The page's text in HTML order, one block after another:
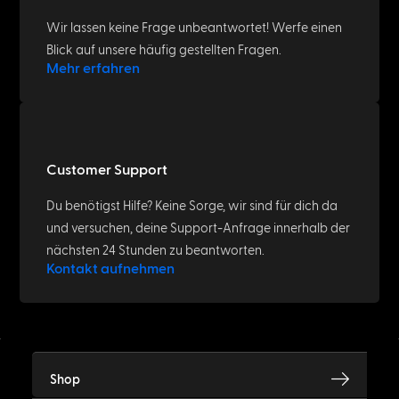
Wir lassen keine Frage unbeantwortet! Werfe einen
Blick auf unsere häufig gestellten Fragen.
Mehr erfahren
Customer Support
Du benötigst Hilfe? Keine Sorge, wir sind für dich da
und versuchen, deine Support-Anfrage innerhalb der
nächsten 24 Stunden zu beantworten.
Kontakt aufnehmen
Shop